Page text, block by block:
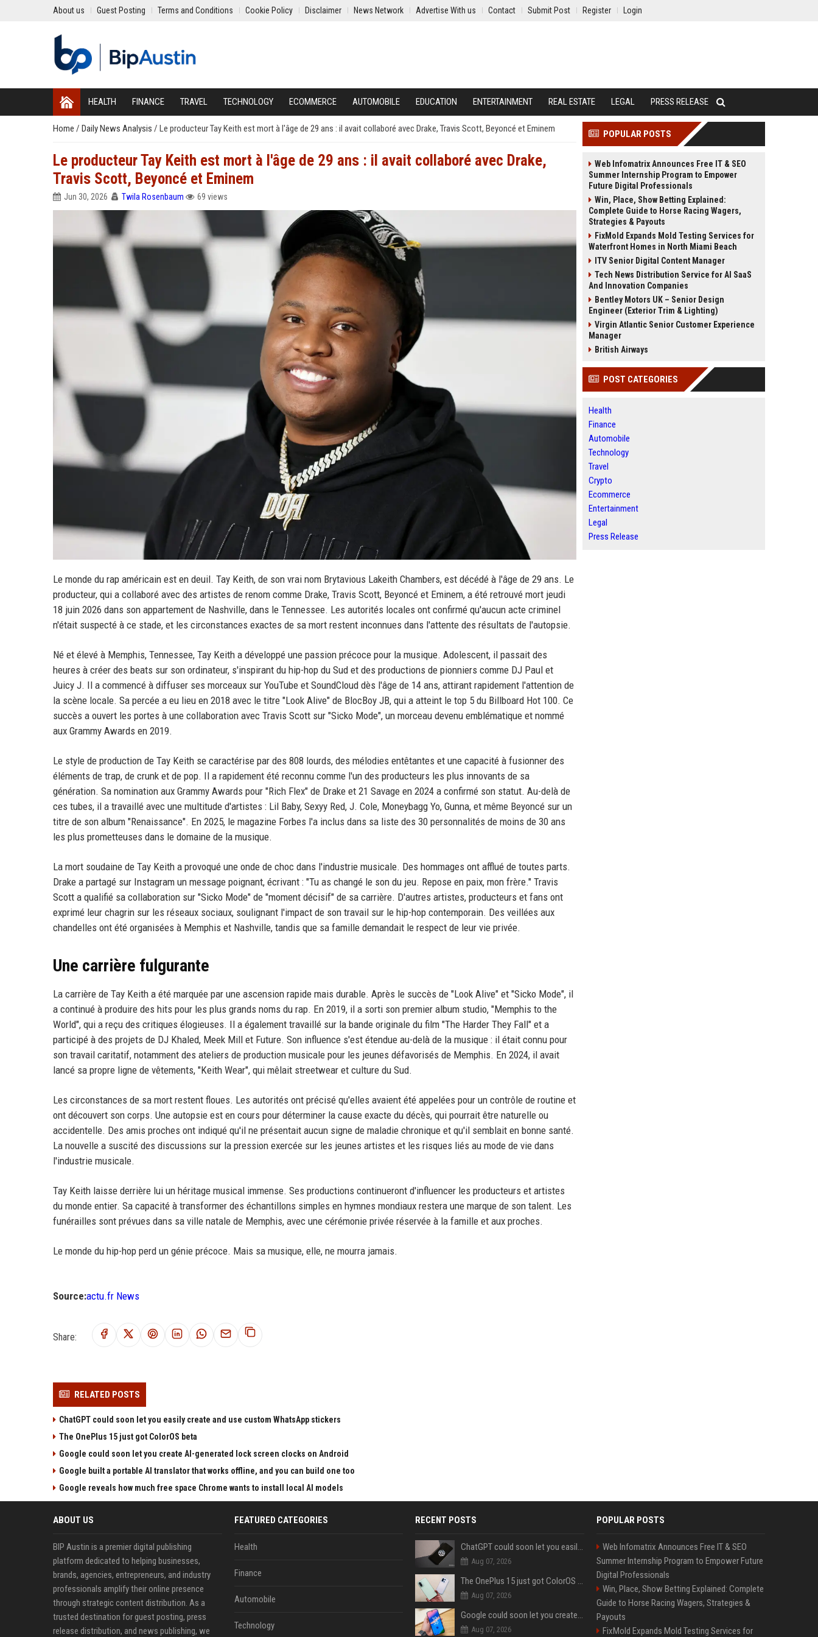
About us Guest Posting Terms and Conditions Cookie Policy Disclaimer News Network Advertise With us Contact Submit Post Register Login
HEALTH FINANCE TRAVEL TECHNOLOGY ECOMMERCE AUTOMOBILE EDUCATION ENTERTAINMENT REAL ESTATE LEGAL PRESS RELEASE
Home / Daily News Analysis / Le producteur Tay Keith est mort à l'âge de 29 ans : il avait collaboré avec Drake, Travis Scott, Beyoncé et Eminem
Le producteur Tay Keith est mort à l'âge de 29 ans : il avait collaboré avec Drake,
Travis Scott, Beyoncé et Eminem
Jun 30, 2026 Twila Rosenbaum 69 views
Le monde du rap américain est en deuil. Tay Keith, de son vrai nom Brytavious Lakeith Chambers, est décédé à l'âge de 29 ans. Le
producteur, qui a collaboré avec des artistes de renom comme Drake, Travis Scott, Beyoncé et Eminem, a été retrouvé mort jeudi
18 juin 2026 dans son appartement de Nashville, dans le Tennessee. Les autorités locales ont confirmé qu'aucun acte criminel
n'était suspecté à ce stade, et les circonstances exactes de sa mort restent inconnues dans l'attente des résultats de l'autopsie.
Né et élevé à Memphis, Tennessee, Tay Keith a développé une passion précoce pour la musique. Adolescent, il passait des
heures à créer des beats sur son ordinateur, s'inspirant du hip-hop du Sud et des productions de pionniers comme DJ Paul et
Juicy J. Il a commencé à diffuser ses morceaux sur YouTube et SoundCloud dès l'âge de 14 ans, attirant rapidement l'attention de
la scène locale. Sa percée a eu lieu en 2018 avec le titre "Look Alive" de BlocBoy JB, qui a atteint le top 5 du Billboard Hot 100. Ce
succès a ouvert les portes à une collaboration avec Travis Scott sur "Sicko Mode", un morceau devenu emblématique et nommé
aux Grammy Awards en 2019.
Le style de production de Tay Keith se caractérise par des 808 lourds, des mélodies entêtantes et une capacité à fusionner des
éléments de trap, de crunk et de pop. Il a rapidement été reconnu comme l'un des producteurs les plus innovants de sa
génération. Sa nomination aux Grammy Awards pour "Rich Flex" de Drake et 21 Savage en 2024 a confirmé son statut. Au-delà de
ces tubes, il a travaillé avec une multitude d'artistes : Lil Baby, Sexyy Red, J. Cole, Moneybagg Yo, Gunna, et même Beyoncé sur un
titre de son album "Renaissance". En 2025, le magazine Forbes l'a inclus dans sa liste des 30 personnalités de moins de 30 ans
les plus prometteuses dans le domaine de la musique.
La mort soudaine de Tay Keith a provoqué une onde de choc dans l'industrie musicale. Des hommages ont afflué de toutes parts.
Drake a partagé sur Instagram un message poignant, écrivant : "Tu as changé le son du jeu. Repose en paix, mon frère." Travis
Scott a qualifié sa collaboration sur "Sicko Mode" de "moment décisif" de sa carrière. D'autres artistes, producteurs et fans ont
exprimé leur chagrin sur les réseaux sociaux, soulignant l'impact de son travail sur le hip-hop contemporain. Des veillées aux
chandelles ont été organisées à Memphis et Nashville, tandis que sa famille demandait le respect de leur vie privée.
Une carrière fulgurante
La carrière de Tay Keith a été marquée par une ascension rapide mais durable. Après le succès de "Look Alive" et "Sicko Mode", il
a continué à produire des hits pour les plus grands noms du rap. En 2019, il a sorti son premier album studio, "Memphis to the
World", qui a reçu des critiques élogieuses. Il a également travaillé sur la bande originale du film "The Harder They Fall" et a
participé à des projets de DJ Khaled, Meek Mill et Future. Son influence s'est étendue au-delà de la musique : il était connu pour
son travail caritatif, notamment des ateliers de production musicale pour les jeunes défavorisés de Memphis. En 2024, il avait
lancé sa propre ligne de vêtements, "Keith Wear", qui mêlait streetwear et culture du Sud.
Les circonstances de sa mort restent floues. Les autorités ont précisé qu'elles avaient été appelées pour un contrôle de routine et
ont découvert son corps. Une autopsie est en cours pour déterminer la cause exacte du décès, qui pourrait être naturelle ou
accidentelle. Des amis proches ont indiqué qu'il ne présentait aucun signe de maladie chronique et qu'il semblait en bonne santé.
La nouvelle a suscité des discussions sur la pression exercée sur les jeunes artistes et les risques liés au mode de vie dans
l'industrie musicale.
Tay Keith laisse derrière lui un héritage musical immense. Ses productions continueront d'influencer les producteurs et artistes
du monde entier. Sa capacité à transformer des échantillons simples en hymnes mondiaux restera une marque de son talent. Les
funérailles sont prévues dans sa ville natale de Memphis, avec une cérémonie privée réservée à la famille et aux proches.
Le monde du hip-hop perd un génie précoce. Mais sa musique, elle, ne mourra jamais.
Source:actu.fr News
Share:
RELATED POSTS
ChatGPT could soon let you easily create and use custom WhatsApp stickers
The OnePlus 15 just got ColorOS beta
Google could soon let you create AI-generated lock screen clocks on Android
Google built a portable AI translator that works offline, and you can build one too
Google reveals how much free space Chrome wants to install local AI models
POPULAR POSTS
Web Infomatrix Announces Free IT & SEO
Summer Internship Program to Empower
Future Digital Professionals
Win, Place, Show Betting Explained:
Complete Guide to Horse Racing Wagers,
Strategies & Payouts
FixMold Expands Mold Testing Services for
Waterfront Homes in North Miami Beach
ITV Senior Digital Content Manager
Tech News Distribution Service for AI SaaS
And Innovation Companies
Bentley Motors UK – Senior Design
Engineer (Exterior Trim & Lighting)
Virgin Atlantic Senior Customer Experience
Manager
British Airways
POST CATEGORIES
Health
Finance
Automobile
Technology
Travel
Crypto
Ecommerce
Entertainment
Legal
Press Release
ABOUT US
BIP Austin is a premier digital publishing
platform dedicated to helping businesses,
brands, agencies, entrepreneurs, and industry
professionals amplify their online presence
through strategic content distribution. As a
trusted destination for guest posting, press
release distribution, and news publishing, we
FEATURED CATEGORIES
Health
Finance
Automobile
Technology
RECENT POSTS
ChatGPT could soon let you easily create and use custom WhatsApp stickers
Aug 07, 2026
The OnePlus 15 just got ColorOS beta
Aug 07, 2026
Google could soon let you create AI-generated lock screen clocks on Android
Aug 07, 2026
POPULAR POSTS
Web Infomatrix Announces Free IT & SEO
Summer Internship Program to Empower Future
Digital Professionals
Win, Place, Show Betting Explained: Complete
Guide to Horse Racing Wagers, Strategies &
Payouts
FixMold Expands Mold Testing Services for